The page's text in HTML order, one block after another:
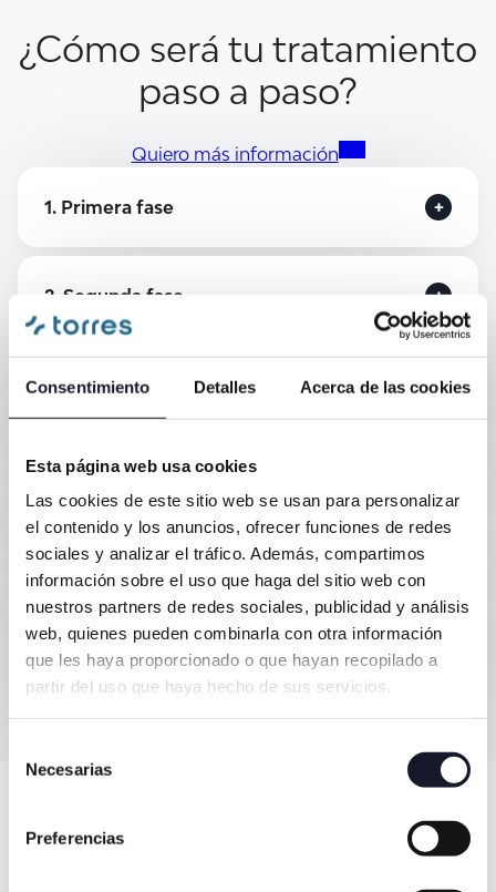
Consentimiento Detalles Acerca de las cookies
Esta página web usa cookies
Las cookies de este sitio web se usan para personalizar
el contenido y los anuncios, ofrecer funciones de redes
sociales y analizar el tráfico. Además, compartimos
información sobre el uso que haga del sitio web con
nuestros partners de redes sociales, publicidad y análisis
web, quienes pueden combinarla con otra información
que les haya proporcionado o que hayan recopilado a
partir del uso que haya hecho de sus servicios.
Necesarias
Preferencias
¿Cómo será tu tratamiento
paso a paso?
Quiero más información
1. Primera fase
2. Segunda fase
3. Tercera fase
4. Cuarta fase
5. Quinta fase
6. Sexta fase
¿Qué tipos de prótesis